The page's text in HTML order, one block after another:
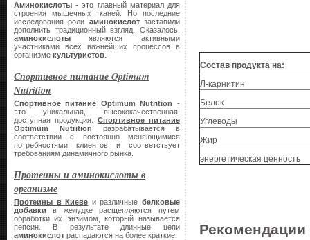
Аминокислоты - это главный материал для
строения мышечных тканей. Но последние
исследования роли аминокислотзаставили
дополнить традиционный взгляд. Оказалось,
аминокислоты являются активными
участниками всех важнейших процессов в
организме культуристов
Спортивное питание Optimum
Nutrition
Спортивное питание Optimum Nutrition
-
это уникальная, высококачественная,
доступная продукция. Спортивное питание
Optimum Nutrition разрабатывается в
соответствии с постоянно меняющимися
потребностями клиентов и соответствует
требованиям динамичного рынка.
Протеины и аминокислоты в
организме
Протеины в Киеве и различныебелковые
добавки в желудке расщепляются путем
обработки их энзимом, который называется
пепсин. В результате длинные цепи
аминокислот распадаются на более краткие.
Состав продукта на:
Л-карнитин
Белок
Углеводы
Жир
энергетическая ценность